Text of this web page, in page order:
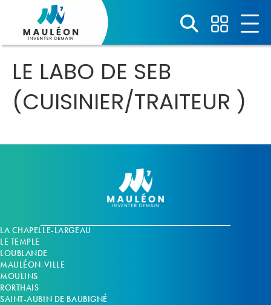
LE LABO DE SEB
(CUISINIER/TRAITEUR )
LA CHAPELLE-LARGEAU
LE TEMPLE
LOUBLANDE
MAULÉON-VILLE
MOULINS
RORTHAIS
SAINT-AUBIN DE BAUBIGNÉ
Panneau de gestion des cookies